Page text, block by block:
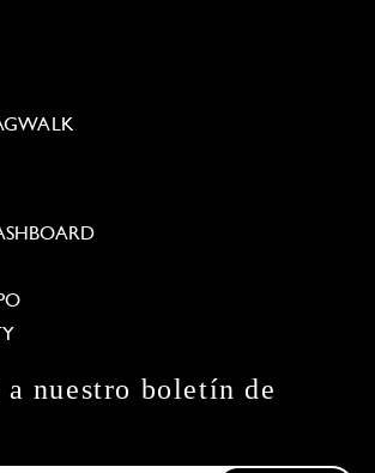
a nuestro boletín de